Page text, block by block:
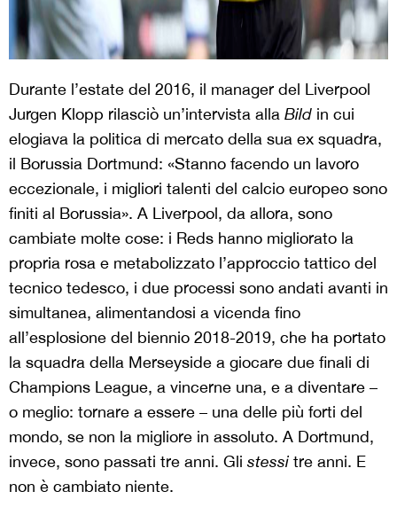
Durante l’estate del 2016, il manager del Liverpool
Jurgen Klopp rilasciò un’intervista alla Bild in cui
elogiava la politica di mercato della sua ex squadra,
il Borussia Dortmund: «Stanno facendo un lavoro
eccezionale, i migliori talenti del calcio europeo sono
finiti al Borussia». A Liverpool, da allora, sono
cambiate molte cose: i Reds hanno migliorato la
propria rosa e metabolizzato l’approccio tattico del
tecnico tedesco, i due processi sono andati avanti in
simultanea, alimentandosi a vicenda fino
all’esplosione del biennio 2018-2019, che ha portato
la squadra della Merseyside a giocare due finali di
Champions League, a vincerne una, e a diventare –
o meglio: tornare a essere – una delle più forti del
mondo, se non la migliore in assoluto. A Dortmund,
invece, sono passati tre anni. Gli stessi tre anni. E
non è cambiato niente.